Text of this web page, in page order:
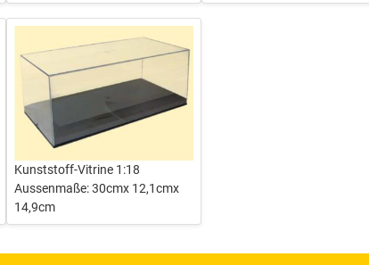
Kunststoff-Vitrine 1:18
Aussenmaße: 30cmx 12,1cmx
14,9cm